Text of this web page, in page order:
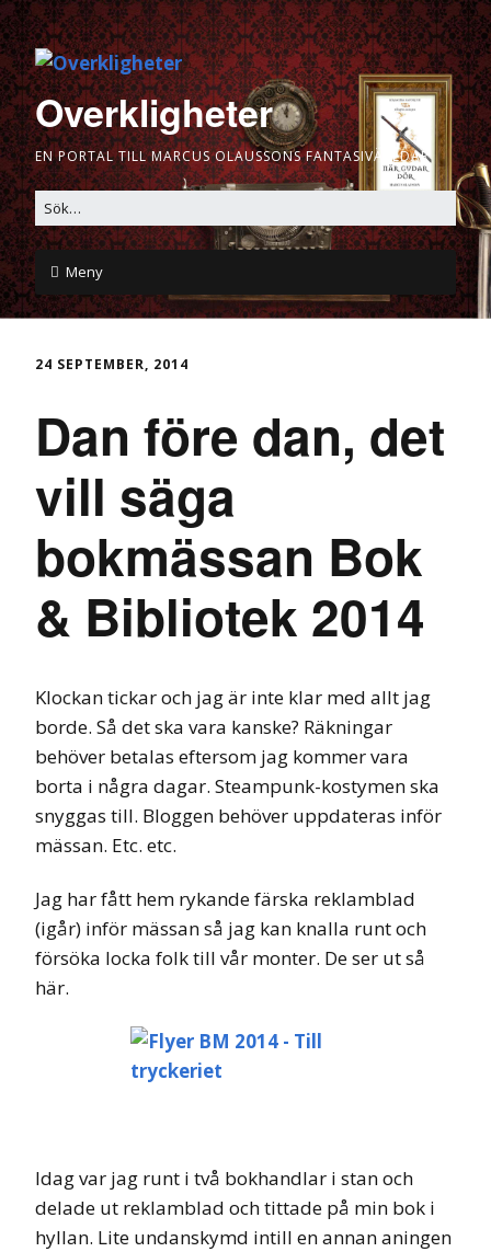
Overkligheter
EN PORTAL TILL MARCUS OLAUSSONS FANTASIVÄRLDAR
Meny
24 SEPTEMBER, 2014
Dan före dan, det
vill säga
bokmässan Bok
& Bibliotek 2014
Klockan tickar och jag är inte klar med allt jag
borde. Så det ska vara kanske? Räkningar
behöver betalas eftersom jag kommer vara
borta i några dagar. Steampunk-kostymen ska
snyggas till. Bloggen behöver uppdateras inför
mässan. Etc. etc.
Jag har fått hem rykande färska reklamblad
(igår) inför mässan så jag kan knalla runt och
försöka locka folk till vår monter. De ser ut så
här.
Idag var jag runt i två bokhandlar i stan och
delade ut reklamblad och tittade på min bok i
hyllan. Lite undanskymd intill en annan aningen